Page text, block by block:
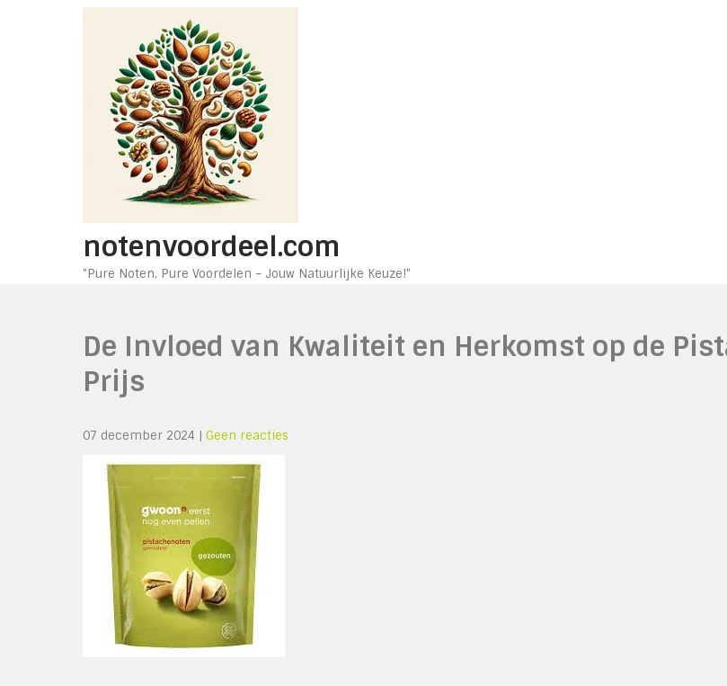
notenvoordeel.com
"Pure Noten, Pure Voordelen – Jouw Natuurlijke Keuze!"
De Invloed van Kwaliteit en Herkomst op de
Prijs
07 december 2024 | Geen reacties